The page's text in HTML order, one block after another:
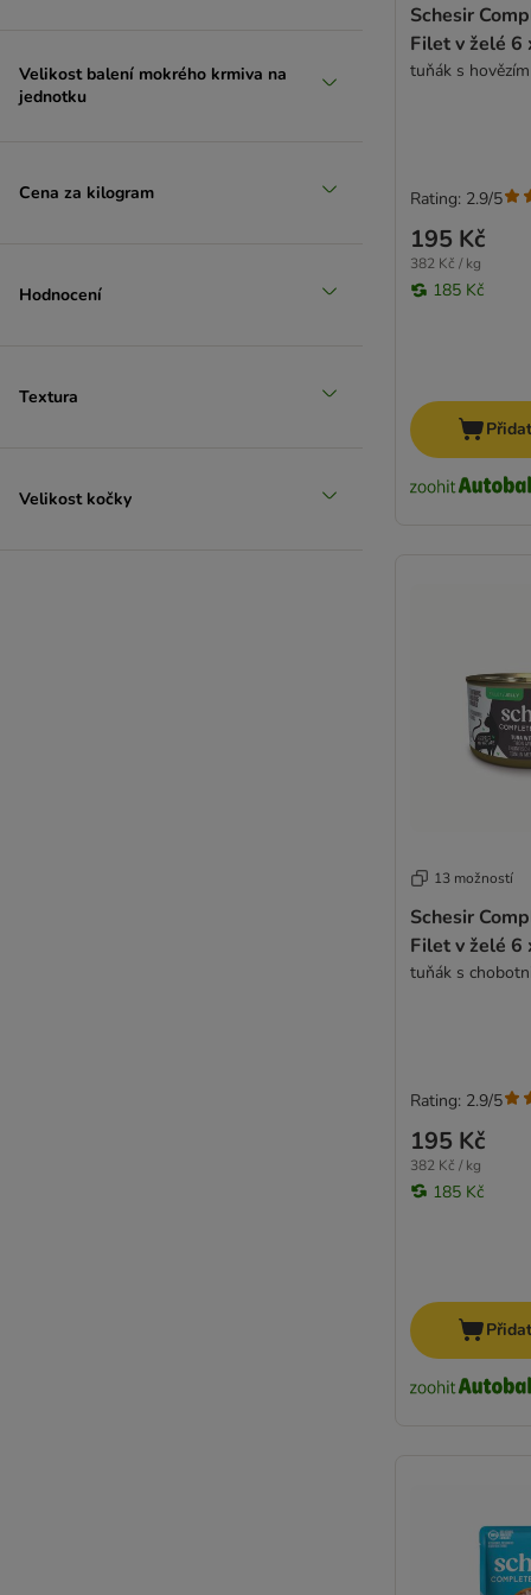
Royal Canin Veterinary & Expert
Sanabelle
Schmusy
STRAYZ
Ultima
Yarrah Bio
Velikost balení mokrého krmiva na
jednotku
Cena za kilogram
Hodnocení
Textura
Velikost kočky
Schesir
Filet v želé 6
tuňák s
195 Kč
382 Kč / kg
185 Kč
Rating: 2.9/5
13 možností
Schesir
Filet v želé 6
tuňák s
195 Kč
382 Kč / kg
185 Kč
Rating: 2.9/5